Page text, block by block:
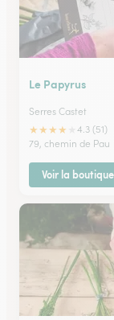
Le Papyrus
Serres Castet
★★★★
4.3 (51)
79, chemin de Pau
Voir la boutique